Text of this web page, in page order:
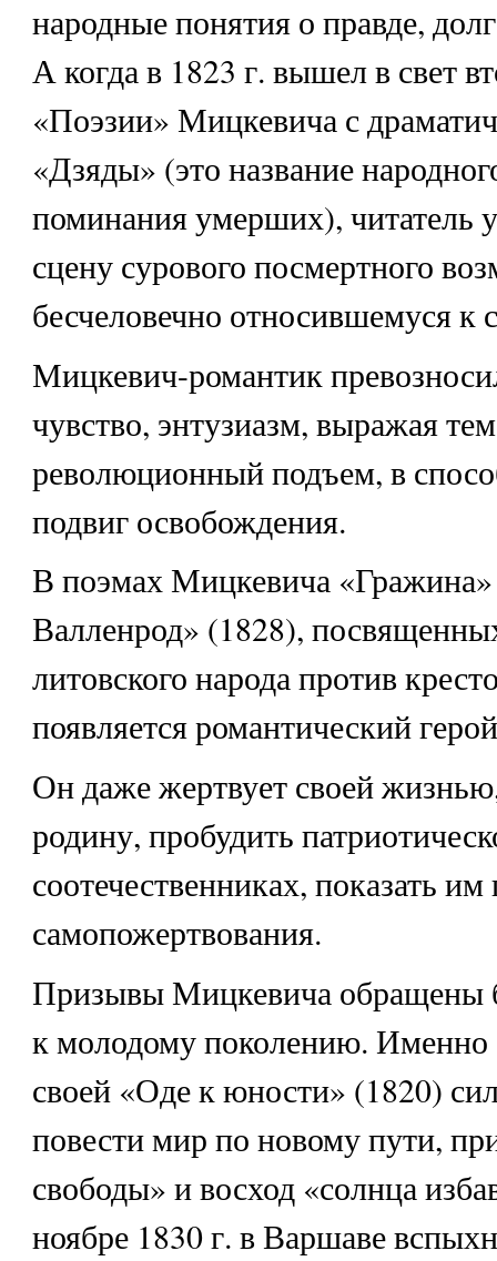
народные понятия о правде,
А когда в 1823 г. вышел в свет
«Поэзии» Мицкевича с
«Дзяды» (это название
поминания умерших), читатель
сцену сурового посмертного
бесчеловечно относившемуся к
Мицкевич-романтик
чувство, энтузиазм, выражая
революционный подъем, в
подвиг освобождения.
В поэмах Мицкевича
Валленрод» (1828),
литовского народа против
появляется романтический
Он даже жертвует своей
родину, пробудить
соотечественниках, показать
самопожертвования.
Призывы Мицкевича обращены
к молодому поколению. Именно
своей «Оде к юности» (1820)
повести мир по новому пути,
свободы» и восход «солнца
ноябре 1830 г. в Варшаве